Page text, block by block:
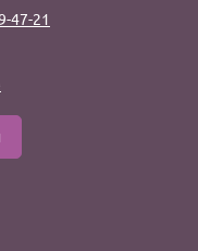
47-21